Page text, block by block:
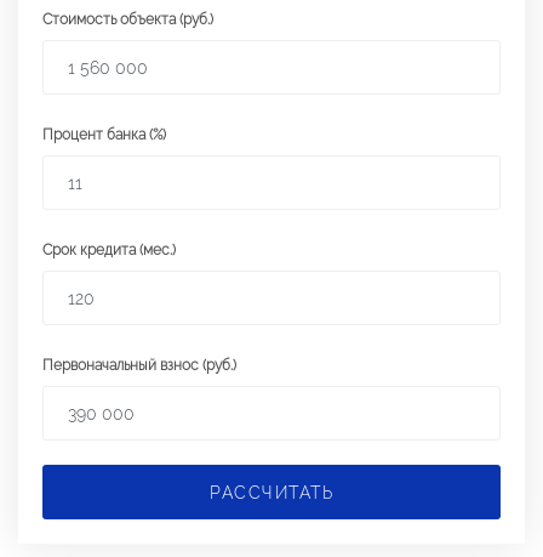
Стоимость объекта (руб.)
Процент банка (%)
Срок кредита (мес.)
Первоначальный взнос (руб.)
РАССЧИТАТЬ